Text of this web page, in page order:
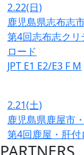
2.22(日)
鹿児島県志布志
第4回志布志クリ
ロード
JPT E1 E2/E3 F M
2.21(土)
鹿児島県鹿屋市
第4回鹿屋・肝付